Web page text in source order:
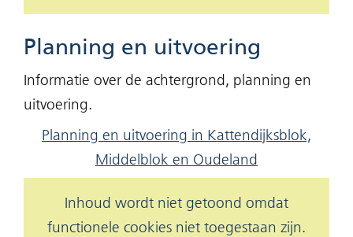
op
deze
worden
toegestaan
of
geweigerd.
Planning en uitvoering
Informatie over de achtergrond, planning en
uitvoering.
Planning en uitvoering in Kattendijksblok,
Middelblok en Oudeland
Cookies
Inhoud wordt niet getoond omdat
functionele cookies niet toegestaan zijn.
kan